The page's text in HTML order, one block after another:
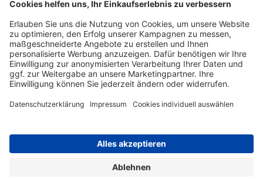
Druckerzubehoer.de – preiswerte Qualität für Ihr Office
Sie sind auf der Suche nach dem passenden Druckerzubehör
oder Zubehör für das Büro, den Computer oder Ihr
Smartphone? Dann sind Sie bei Druckerzubehoer.de genau
richtig! Unser breites Sortiment bietet unter anderem Tinte
und Toner für alle gängigen Druckermodelle – großer sowie
kleiner Hersteller. Zugleich sind wir Ihr Online Fachhandel für
einrichten, die Werkstatt ausstatten oder den Alltag mit
was Ihren Arbeitsplatz noch komfortabler macht, finden Sie
bei uns auch Bastelspaß, Schulbedarf, Beleuchtung,
für die ganze Familie. Entdecken Sie günstige Angebote und